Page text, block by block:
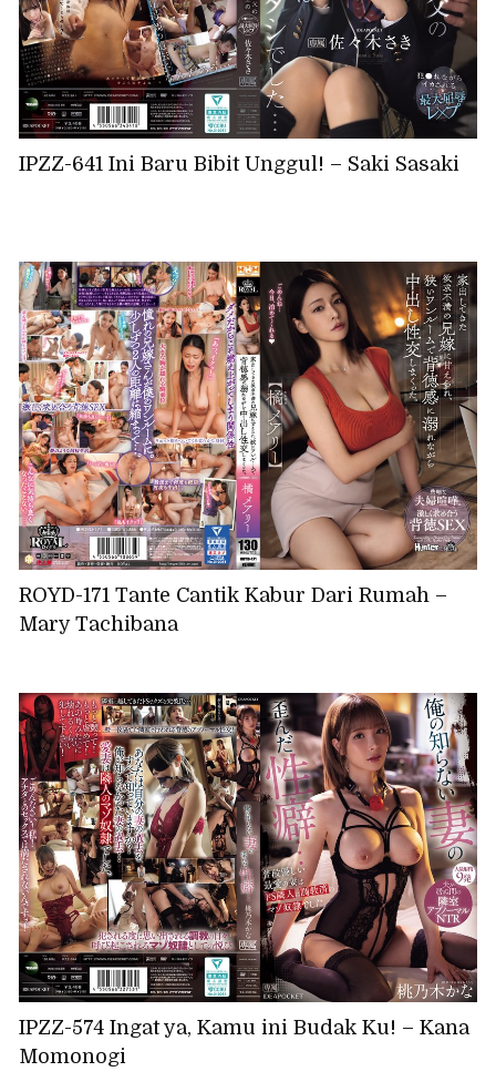
IPZZ-641 Ini Baru Bibit Unggul! – Saki Sasaki
ROYD-171 Tante Cantik Kabur Dari Rumah –
Mary Tachibana
IPZZ-574 Ingat ya, Kamu ini Budak Ku! – Kana
Momonogi